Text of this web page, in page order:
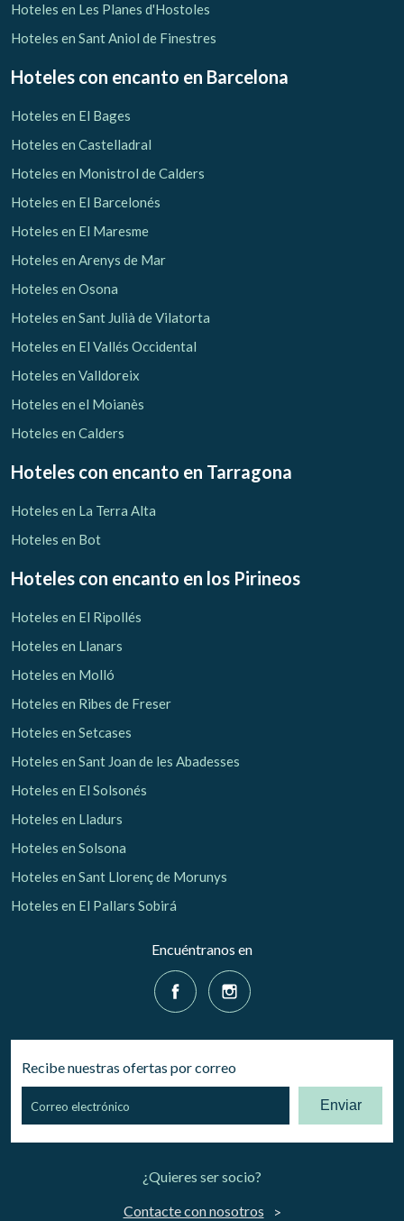
Hoteles en Les Planes d'Hostoles
Hoteles en Sant Aniol de Finestres
Hoteles con encanto en Barcelona
Hoteles en El Bages
Hoteles en Castelladral
Hoteles en Monistrol de Calders
Hoteles en El Barcelonés
Hoteles en El Maresme
Hoteles en Arenys de Mar
Hoteles en Osona
Hoteles en Sant Julià de Vilatorta
Hoteles en El Vallés Occidental
Hoteles en Valldoreix
Hoteles en el Moianès
Hoteles en Calders
Hoteles con encanto en Tarragona
Hoteles en La Terra Alta
Hoteles en Bot
Hoteles con encanto en los Pirineos
Hoteles en El Ripollés
Hoteles en Llanars
Hoteles en Molló
Hoteles en Ribes de Freser
Hoteles en Setcases
Hoteles en Sant Joan de les Abadesses
Hoteles en El Solsonés
Hoteles en Lladurs
Hoteles en Solsona
Hoteles en Sant Llorenç de Morunys
Hoteles en El Pallars Sobirá
Encuéntranos en
Recibe nuestras ofertas por correo
Enviar
¿Quieres ser socio?
Contacte con nosotros